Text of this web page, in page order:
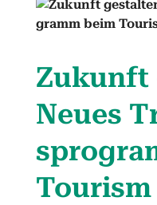
Zukun­ft
Neues